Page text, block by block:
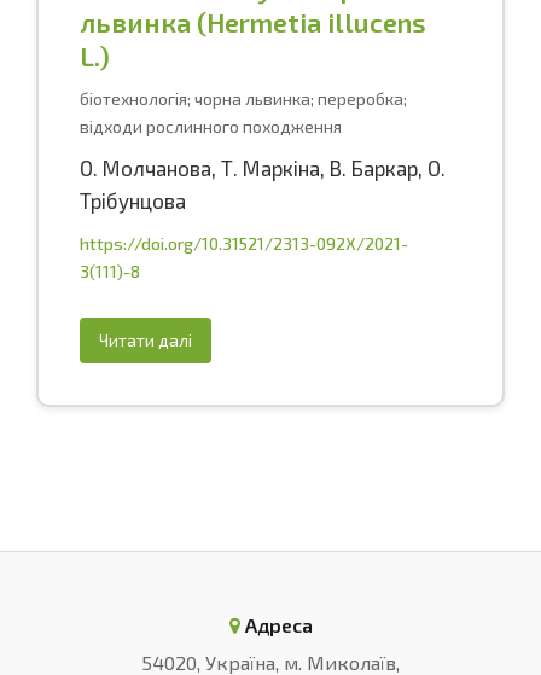
львинка (Hermetia illucens
L.)
біотехнологія; чорна львинка; переробка;
відходи рослинного походження
О. Молчанова, Т. Маркіна, В. Баркар, О.
Трібунцова
https://doi.org/10.31521/2313-092X/2021-
3(111)-8
Читати далі
Адреса
54020, Україна, м. Миколаїв,